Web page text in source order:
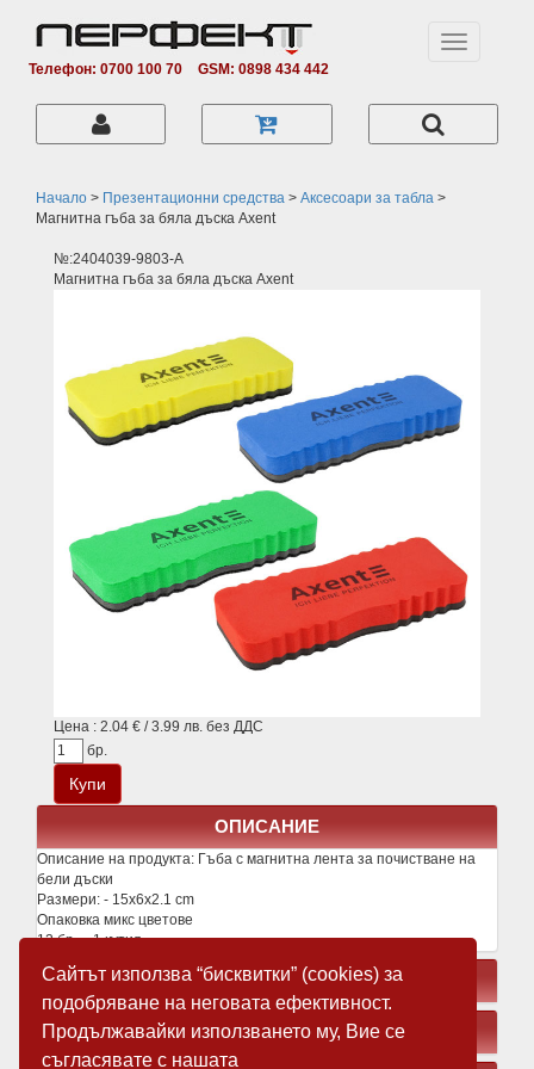
Сайтът използва “бисквитки” (cookies) за
подобряване на неговата ефективност.
Продължавайки използването му, Вие се
съгласявате с нашата
Телефон: 0700 100 70 GSM: 0898 434 442
Toggle
Начало > Презентационни средства > Аксесоари за табла >
Магнитна гъба за бяла дъска Axent
№:2404039-9803-А
Магнитна гъба за бяла дъска Axent
Цена : 2.04 € / 3.99 лв. без ДДС
бр.
ОПИСАНИЕ
Описание на продукта: Гъба с магнитна лента за почистване на
бели дъски
Размери: - 15x6x2.1 cm
Опаковка микс цветове
12 бр. = 1 кутия
СВЪРЗАНИ ПРОДУКТИ
ЗАМЕСТВАЩИ ПРОДУКТИ